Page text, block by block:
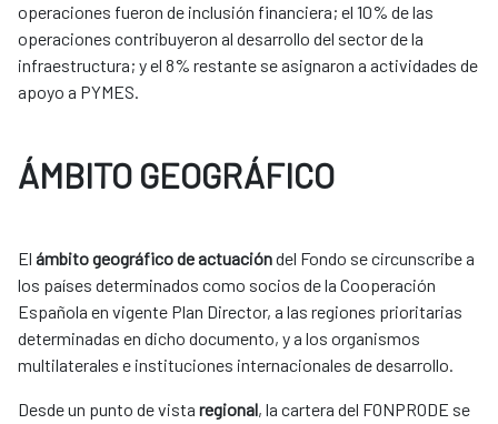
operaciones fueron de inclusión financiera; el 10% de las
operaciones contribuyeron al desarrollo del sector de la
infraestructura; y el 8% restante se asignaron a actividades de
apoyo a PYMES.
ÁMBITO GEOGRÁFICO
El ámbito geográfico de actuacióndel Fondo se circunscribe a
los países determinados como socios de la Cooperación
Española en vigente Plan Director, a las regiones prioritarias
determinadas en dicho documento, y a los organismos
multilaterales e instituciones internacionales de desarrollo.
Desde un punto de vista regional, la cartera del FONPRODE se